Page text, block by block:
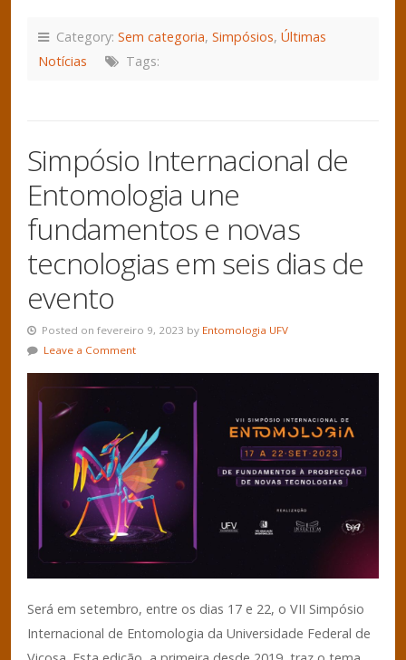
Category: Sem categoria, Simpósios, Últimas
Notícias
Tags:
Simpósio Internacional de
Entomologia une
fundamentos e novas
tecnologias em seis dias de
evento
Posted on fevereiro 9, 2023 by Entomologia UFV
Leave a Comment
Será em setembro, entre os dias 17 e 22, o VII Simpósio
Internacional de Entomologia da Universidade Federal de